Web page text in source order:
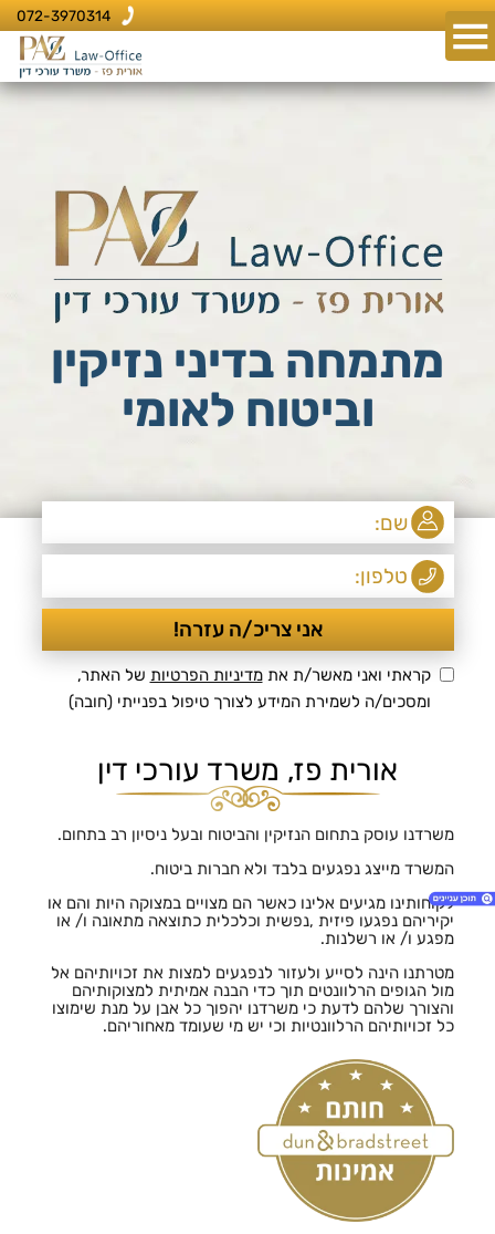
072-3970314
מתמחה בדיני נזיקין
וביטוח לאומי
קראתי ואני מאשר/ת אתמדיניות הפרטיות של האתר,
ומסכים/ה לשמירת המידע לצורך טיפול בפנייתי (חובה)
אורית פז, משרד עורכי דין
משרדנו עוסק בתחום הנזיקין והביטוח ובעל ניסיון רב בתחום.
המשרד מייצג נפגעים בלבד ולא חברות ביטוח.
לקוחותינו מגיעים אלינו כאשר הם מצויים במצוקה היות והם או
יקיריהם נפגעו פיזית ,נפשית וכלכלית כתוצאה מתאונה ו/ או
מפגע ו/ או רשלנות.
מטרתנו הינה לסייע ולעזור לנפגעים למצות את זכויותיהם אל
מול הגופים הרלוונטים תוך כדי הבנה אמיתית למצוקותיהם
והצורך שלהם לדעת כי משרדנו יהפוך כל אבן על מנת שימוצו
כל זכויותיהם הרלוונטיות וכי יש מי שעומד מאחוריהם.